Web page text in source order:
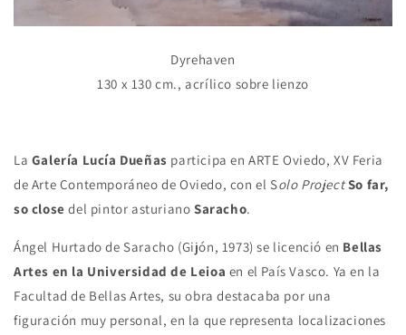
Dyrehaven
130 x 130 cm., acrílico sobre lienzo
La Galería Lucía Dueñas participa en ARTE Oviedo, XV Feria
de Arte Contemporáneo de Oviedo, con el Solo ProjectSo far,
so closedel pintor asturianoSaracho.
Ángel Hurtado de Saracho (Gijón, 1973) se licenció en Bellas
Artes en la Universidad de Leioa en el País Vasco. Ya en la
Facultad de Bellas Artes, su obra destacaba por una
figuración muy personal, en la que representa localizaciones